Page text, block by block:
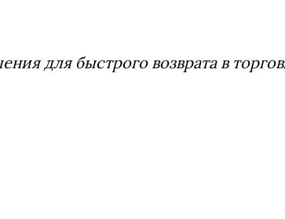
для быстрого возврата в